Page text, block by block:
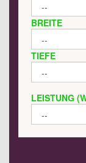
BREITE
TIEFE
LEISTUNG